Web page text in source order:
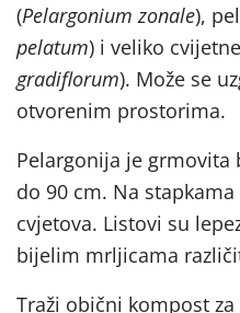
(Pelargonium zonale),
pelatum) i veliko
gradiflorum). Može se
otvorenim prostorima.
Pelargonija je grmovita
do 90 cm. Na
cvjetova. Listovi su
bijelim mrljicama
Traži obični kompost